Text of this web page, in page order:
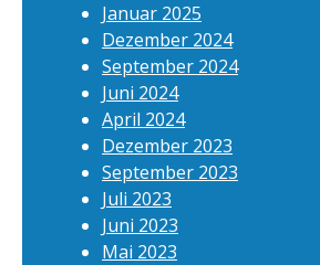
Januar 2025
Dezember 2024
September 2024
Juni 2024
April 2024
Dezember 2023
September 2023
Juli 2023
Juni 2023
Mai 2023